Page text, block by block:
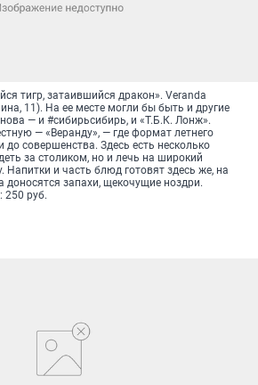
тигр, затаившийся дракон». Veranda
11). На ее месте могли бы быть и другие
— и #cибирьcибирь, и «Т.Б.К. Лонж».
— «Веранду», — где формат летнего
до совершенства. Здесь есть несколько
за столиком, но и лечь на широкий
Напитки и часть блюд готовят здесь же, на
доносятся запахи, щекочущие ноздри.
250 руб.